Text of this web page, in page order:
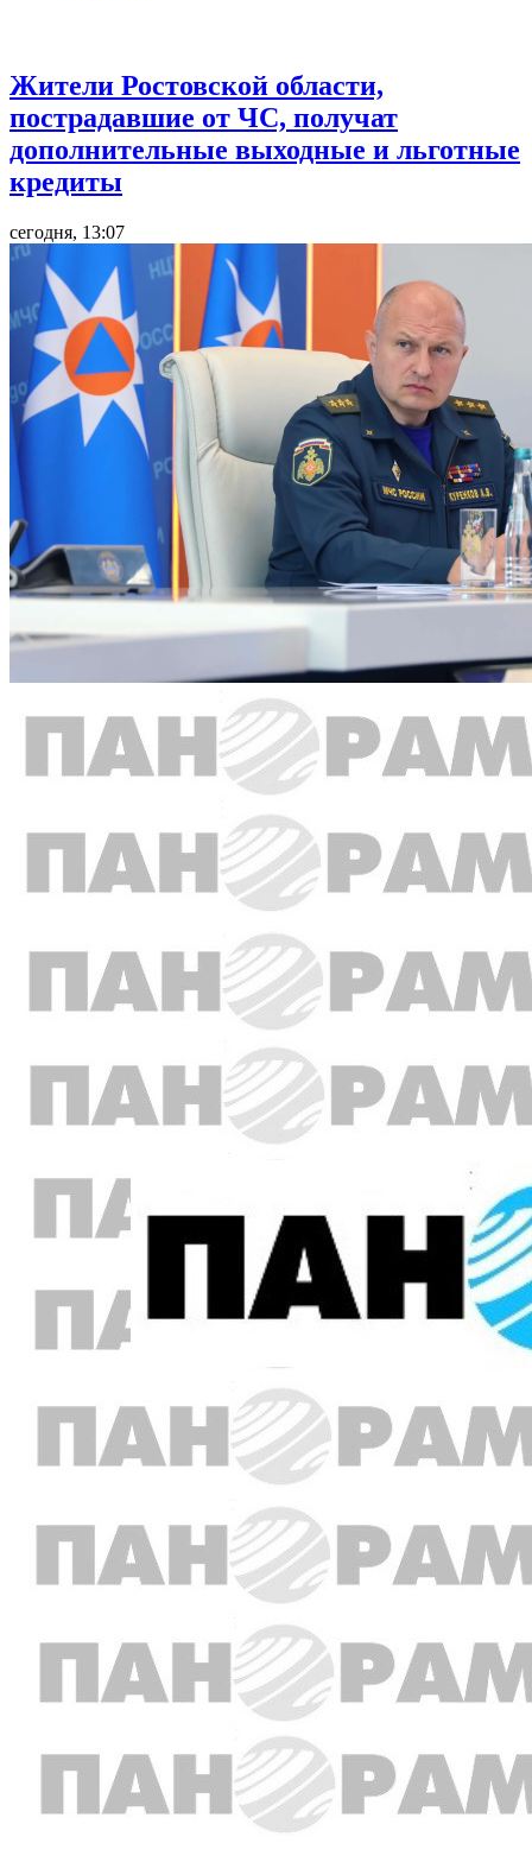
Жители Ростовской области,
пострадавшие от ЧС, получат
дополнительные выходные и льготные
кредиты
сегодня, 13:07